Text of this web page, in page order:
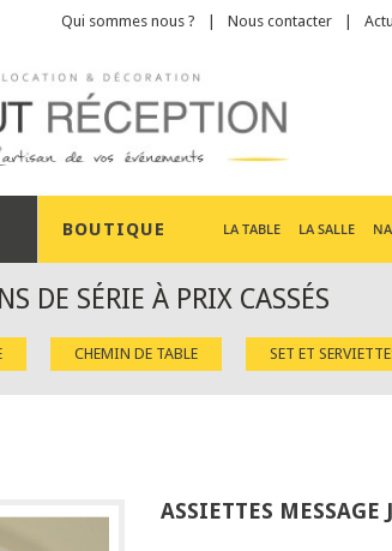
Qui sommes nous ? Nous contacter
BOUTIQUE LA TABLE LA SALLE
DE SÉRIE À PRIX CASSÉS
CHEMIN DE TABLE SET ET
ASSIETTES MESSAGE